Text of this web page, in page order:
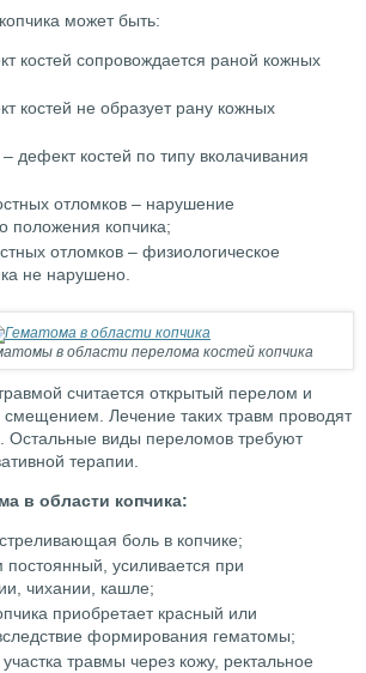
может быть:
костей сопровождается раной кожных
костей не образует рану кожных
дефект костей по типу вколачивания
отломков – нарушение
положения копчика;
отломков – физиологическое
не нарушено.
в области перелома костей копчика
считается открытый перелом и
смещением. Лечение таких травм проводят
Остальные виды переломов требуют
терапии.
в области копчика:
боль в копчике;
усиливается при
чихании, кашле;
приобретает красный или
формирования гематомы;
травмы через кожу, ректальное